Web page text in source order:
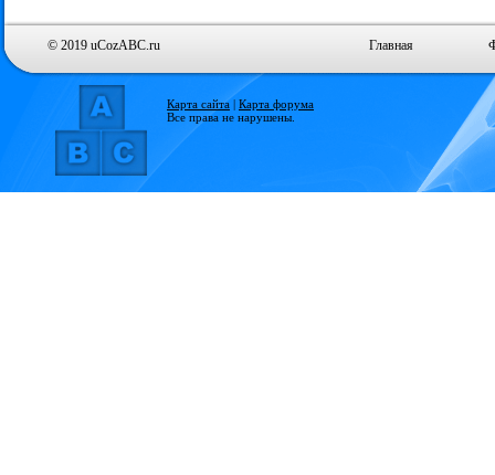
© 2019 uCozABC.ru Главная
Карта сайта | Карта форума
Все права не нарушены.